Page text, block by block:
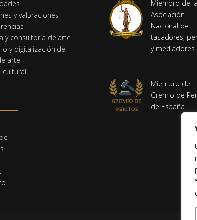
y valoraciones
y consultoría de arte
y digitalización de
arte
cultural
Miembro de la
Asociación
Nacional de
tasadores,
y mediadores
Miembro del
Gremio de
de España